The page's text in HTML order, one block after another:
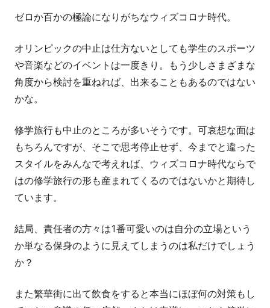
ゼロか百かの極論になりがちなウィズコロナ時代。
オリンピックの中止は仕方ないとしても学生のスポーツ
や音楽などのイベントは一度きり。もう少しさまざまな
角度から検討を重ねれば、出来ることもあるのではない
かな。
修学旅行も中止のところが多いそうです。可哀想な面は
もちろんですが、そこで思考停止せず、今までと違った
スタイルをみんなで考えれば、ウィズコロナ時代ならで
はの修学旅行の形も産まれてくるのではないかと期待し
ています。
結局、責任者の方々は1番可愛いのは自分の立場という
か単なる保身のように見えてしまうのは私だけでしょう
か？
また繁華街に出て飲食をすると本当にほぼ何の対策もし